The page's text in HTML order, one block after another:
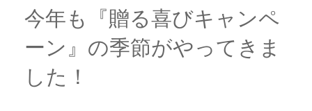
今年も『贈る喜びキャンペ
ーン』の季節がやってきま
した！